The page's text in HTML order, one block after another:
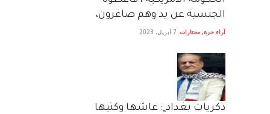
الجنسية عن يد وهم صاغرون،
آراء حرة, مختارات 7 أبريل، 2023
دكريات بغداد ٍ: عاشها وكتبها